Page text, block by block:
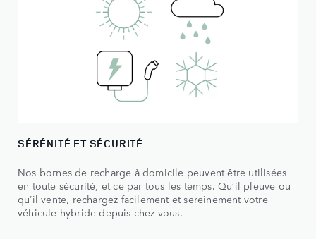
SÉRÉNITÉ ET SÉCURITÉ
Nos bornes de recharge à domicile peuvent être utilisées
en toute sécurité, et ce par tous les temps. Qu’il pleuve ou
qu’il vente, rechargez facilement et sereinement votre
véhicule hybride depuis chez vous.